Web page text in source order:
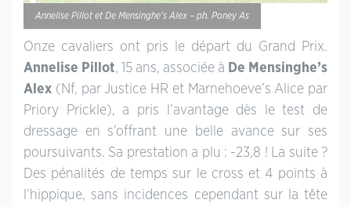
Annelise Pillot et De Mensinghe’s Alex – ph. Poney As
Onze cavaliers ont pris le départ du Grand Prix.
Annelise Pillot, 15 ans, associée à De Mensinghe’s
Alex (Nf, par Justice HR et Marnehoeve’s Alice par
Priory Prickle), a pris l’avantage dès le test de
dressage en s’offrant une belle avance sur ses
poursuivants. Sa prestation a plu : -23,8 ! La suite ?
Des pénalités de temps sur le cross et 4 points à
l’hippique, sans incidences cependant sur la tête